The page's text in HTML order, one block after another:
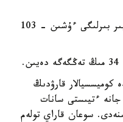
- تەگىس ۇڭعىلى مىلتىقتاردىڭ ءاربىر بىرلىگى ءۇشىن - 103
كوميسسيالار قارۋدىڭ
ءتيىستى سانات
3 ساناتقا بولىنەدى. سوعان قاراي تولەم